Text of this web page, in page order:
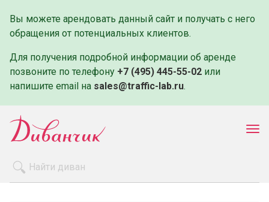
Вы можете арендовать данный сайт и получать с него
обращения от потенциальных клиентов.
Для получения подробной информации об аренде
позвоните по телефону +7 (495) 445-55-02 или
напишите email на sales@traffic-lab.ru.